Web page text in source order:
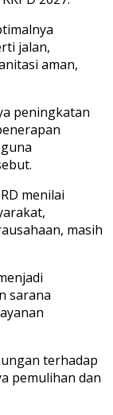
jalan,
aman,
peningkatan
menilai
masih
sarana
terhadap
pemulihan dan